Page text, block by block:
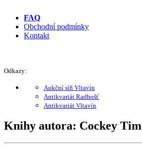
FAQ
Obchodní podmínky
Kontakt
Odkazy:
Aukční síň Vltavín
Antikvariát Radhošť
Antikvariát Vltavín
Knihy autora: Cockey Tim